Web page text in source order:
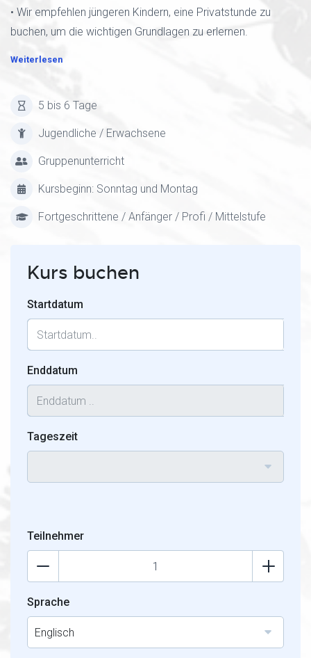
• Wir empfehlen jüngeren Kindern, eine Privatstunde zu
buchen, um die wichtigen Grundlagen zu erlernen.
Weiterlesen
5 bis 6 Tage
Jugendliche / Erwachsene
Gruppenunterricht
Kursbeginn: Sonntag und Montag
Fortgeschrittene / Anfänger / Profi / Mittelstufe
Kurs buchen
Startdatum
Enddatum
Tageszeit
Teilnehmer
Sprache
Englisch